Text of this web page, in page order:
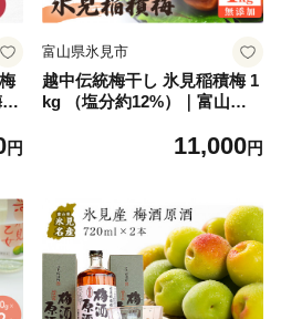
円
富山県氷見市
越中伝統梅干し 氷見稲積梅 1
kg （塩分約12%）｜富山県
11,000円